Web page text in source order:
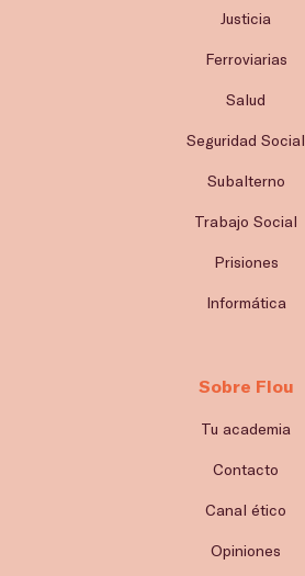
Justicia
Ferroviarias
Salud
Seguridad Social
Subalterno
Trabajo Social
Prisiones
Informática
Sobre Flou
Tu academia
Contacto
Canal ético
Opiniones